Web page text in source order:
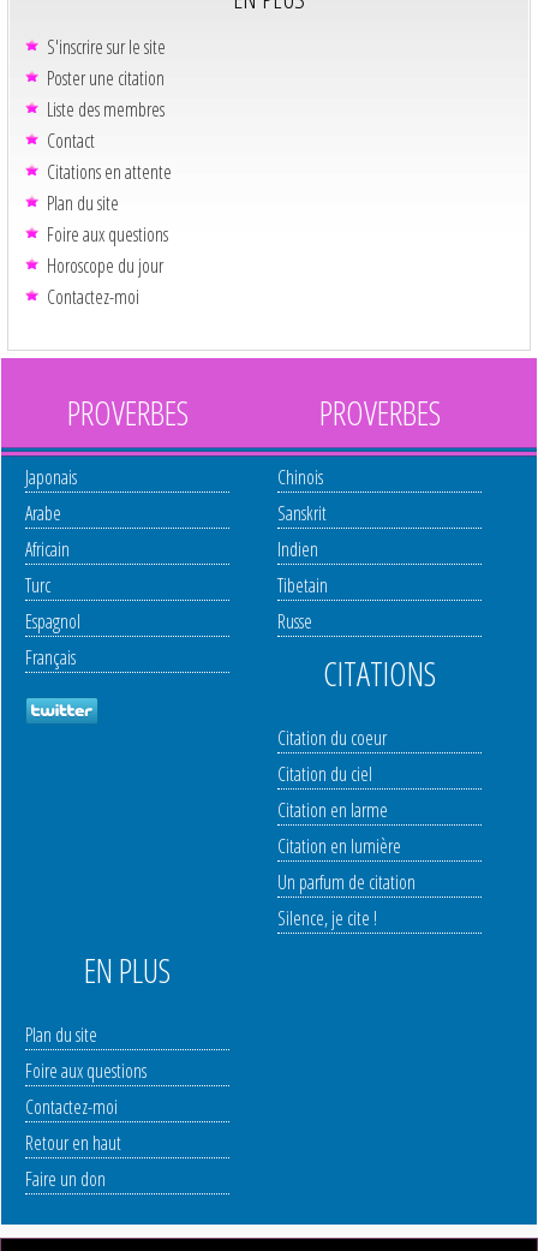
S'inscrire sur le site
Poster une citation
Liste des membres
Contact
Citations en attente
Plan du site
Foire aux questions
Horoscope du jour
Contactez-moi
PROVERBES
Japonais
Arabe
Africain
Turc
Espagnol
Français
PROVERBES
Chinois
Sanskrit
Indien
Tibetain
Russe
CITATIONS
Citation du coeur
Citation du ciel
Citation en larme
Citation en lumière
Un parfum de citation
Silence, je cite !
EN PLUS
Plan du site
Foire aux questions
Contactez-moi
Retour en haut
Faire un don